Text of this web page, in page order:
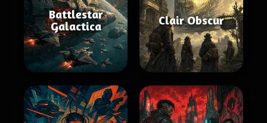
Battlestar
Galactica
Clair Obscur